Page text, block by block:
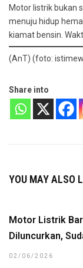
Motor listrik bukan
menuju hidup
kiamat bensin.
(AnT) (foto:
Share into
YOU MAY ALSO
Motor Listrik
Diluncurkan,
02/06/2026